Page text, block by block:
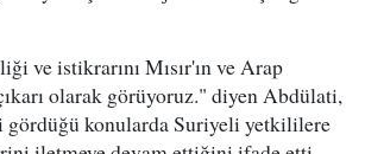
ve istikrarını Mısır'ın ve Arap
olarak görüyoruz." diyen Abdülati,
konularda Suriyeli yetkililere